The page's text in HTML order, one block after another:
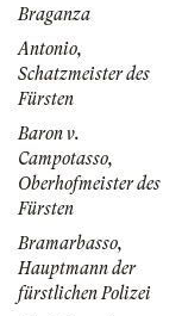
Braganza
Antonio,
Schatzmeister des
Fürsten
Baron v.
Campotasso,
Oberhofmeister des
Fürsten
Bramarbasso,
Hauptmann der
fürstlichen Polizei